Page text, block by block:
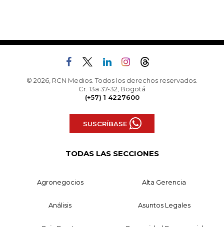
© 2026, RCN Medios. Todos los derechos reservados.
Cr. 13a 37-32, Bogotá
(+57) 1 4227600
SUSCRÍBASE
TODAS LAS SECCIONES
Agronegocios Alta Gerencia
Análisis Asuntos Legales